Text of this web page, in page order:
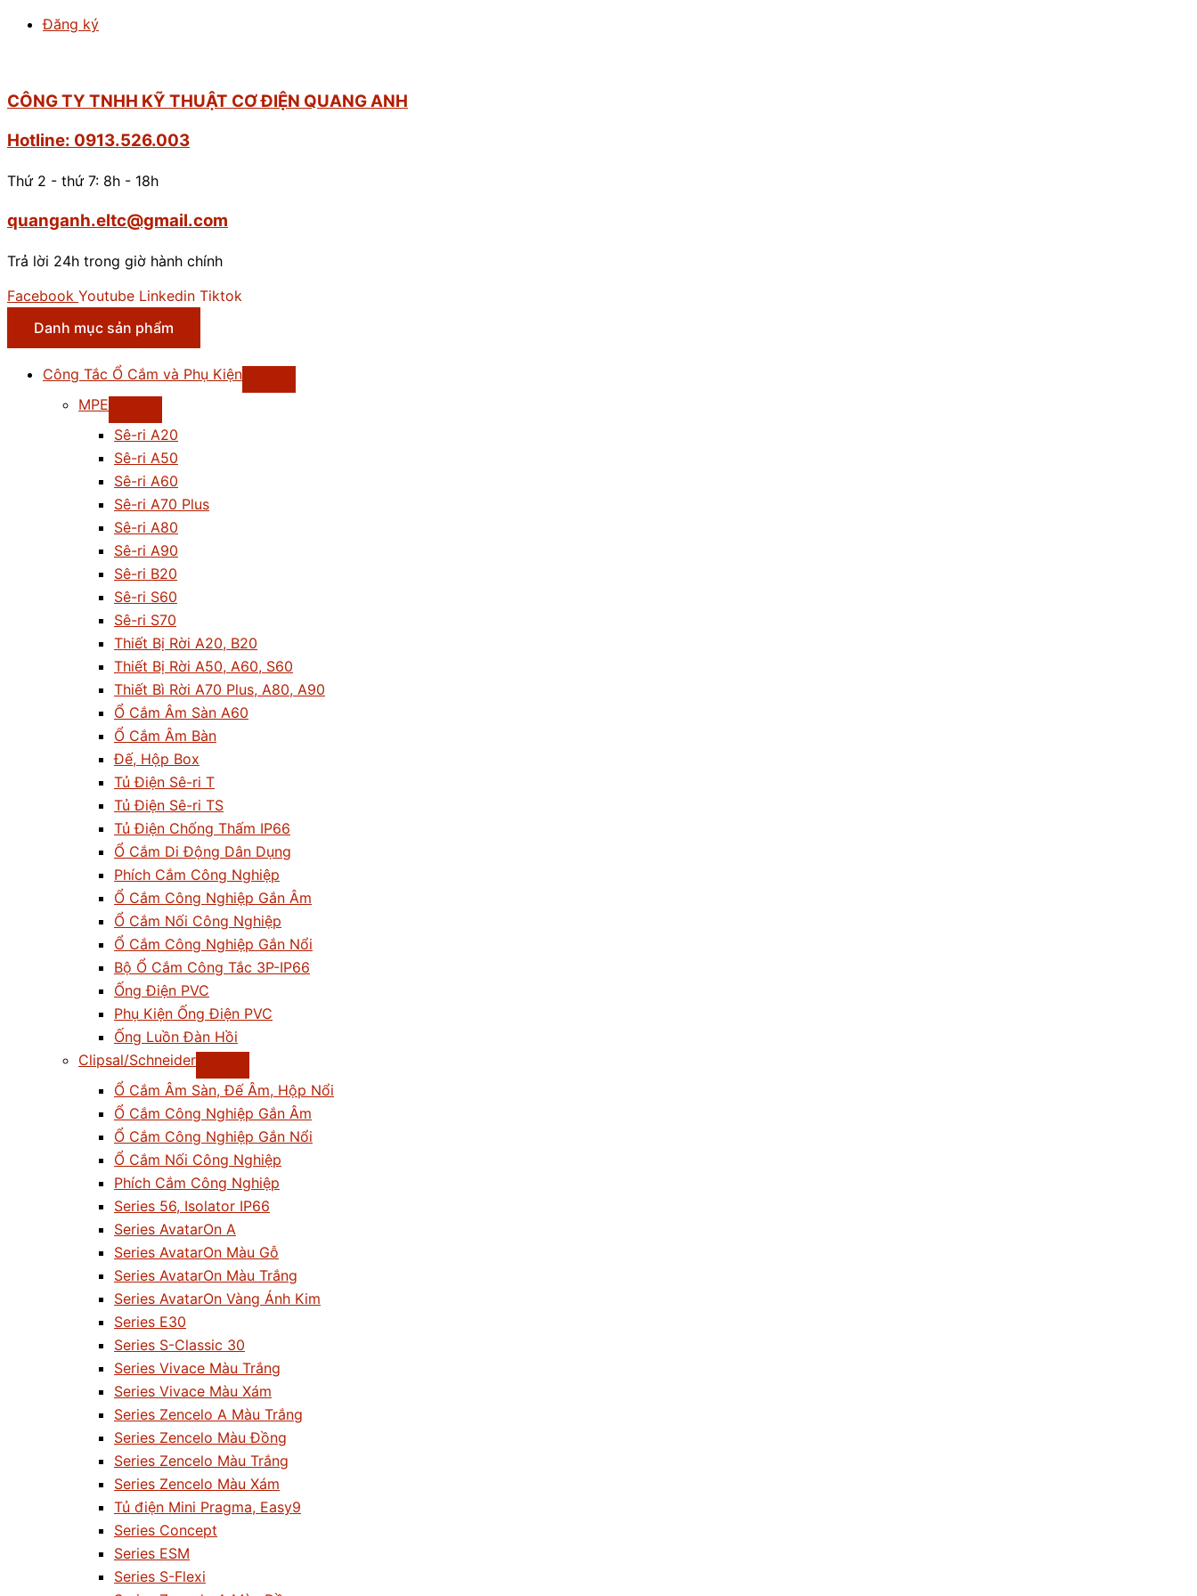
Đăng ký
CÔNG TY TNHH KỸ THUẬT CƠ ĐIỆN QUANG ANH
Hotline: 0913.526.003
Thứ 2 - thứ 7: 8h - 18h
quanganh.eltc@gmail.com
Trả lời 24h trong giờ hành chính
Facebook Youtube Linkedin Tiktok
Danh mục sản phẩm
Công Tắc Ổ Cắm và Phụ Kiện
MPE
Sê-ri A20
Sê-ri A50
Sê-ri A60
Sê-ri A70 Plus
Sê-ri A80
Sê-ri A90
Sê-ri B20
Sê-ri S60
Sê-ri S70
Thiết Bị Rời A20, B20
Thiết Bị Rời A50, A60, S60
Thiết Bì Rời A70 Plus, A80, A90
Ổ Cắm Âm Sàn A60
Ổ Cắm Âm Bàn
Đế, Hộp Box
Tủ Điện Sê-ri T
Tủ Điện Sê-ri TS
Tủ Điện Chống Thấm IP66
Ổ Cắm Di Động Dân Dụng
Phích Cắm Công Nghiệp
Ổ Cắm Công Nghiệp Gắn Âm
Ổ Cắm Nối Công Nghiệp
Ổ Cắm Công Nghiệp Gắn Nổi
Bộ Ổ Cắm Công Tắc 3P-IP66
Ống Điện PVC
Phụ Kiện Ống Điện PVC
Ống Luồn Đàn Hồi
Clipsal/Schneider
Ổ Cắm Âm Sàn, Đế Âm, Hộp Nổi
Ổ Cắm Công Nghiệp Gắn Âm
Ổ Cắm Công Nghiệp Gắn Nổi
Ổ Cắm Nối Công Nghiệp
Phích Cắm Công Nghiệp
Series 56, Isolator IP66
Series AvatarOn A
Series AvatarOn Màu Gỗ
Series AvatarOn Màu Trắng
Series AvatarOn Vàng Ánh Kim
Series E30
Series S-Classic 30
Series Vivace Màu Trắng
Series Vivace Màu Xám
Series Zencelo A Màu Trắng
Series Zencelo Màu Đồng
Series Zencelo Màu Trắng
Series Zencelo Màu Xám
Tủ điện Mini Pragma, Easy9
Series Concept
Series ESM
Series S-Flexi
lượng